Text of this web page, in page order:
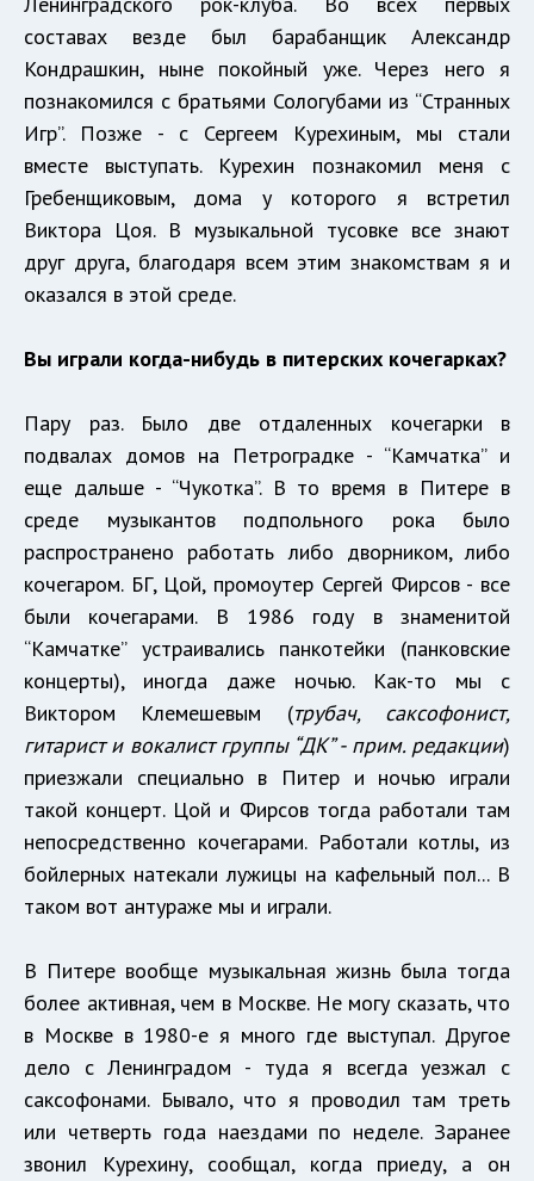
составах везде был барабанщик Александр
Кондрашкин, ныне покойный уже. Через него я
познакомился с братьями Сологубами из “Странных
Игр”. Позже - с Сергеем Курехиным, мы стали
вместе выступать. Курехин познакомил меня с
Гребенщиковым, дома у которого я встретил
Виктора Цоя. В музыкальной тусовке все знают
друг друга, благодаря всем этим знакомствам я и
оказался в этой среде.
Вы играли когда-нибудь в питерских кочегарках?
Пару раз. Было две отдаленных кочегарки в
подвалах домов на Петроградке - “Камчатка” и
еще дальше - “Чукотка”. В то время в Питере в
среде музыкантов подпольного рока было
распространено работать либо дворником, либо
кочегаром. БГ, Цой, промоутер Сергей Фирсов - все
были кочегарами. В 1986 году в знаменитой
“Камчатке” устраивались панкотейки (панковские
концерты), иногда даже ночью. Как-то мы с
Виктором Клемешевым (трубач, саксофонист,
гитарист и вокалист группы “ДК” - прим. редакции)
приезжали специально в Питер и ночью играли
такой концерт. Цой и Фирсов тогда работали там
непосредственно кочегарами. Работали котлы, из
бойлерных натекали лужицы на кафельный пол... В
таком вот антураже мы и играли.
В Питере вообще музыкальная жизнь была тогда
более активная, чем в Москве. Не могу сказать, что
в Москве в 1980-е я много где выступал. Другое
дело с Ленинградом - туда я всегда уезжал с
саксофонами. Бывало, что я проводил там треть
или четверть года наездами по неделе. Заранее
звонил Курехину, сообщал, когда приеду, а он